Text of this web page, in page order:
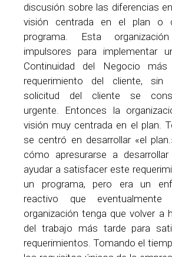
discusión sobre las diferencias
visión centrada en el plan o
programa. Esta
impulsores para implementar
Continuidad del Negocio
requerimiento del cliente, sin
solicitud del cliente se
urgente. Entonces la
visión muy centrada en el plan.
se centró en desarrollar «el
cómo apresurarse a
ayudar a satisfacer este
un programa, pero era un
reactivo que
organización tenga que volver a
del trabajo más tarde para
requerimientos. Tomando el